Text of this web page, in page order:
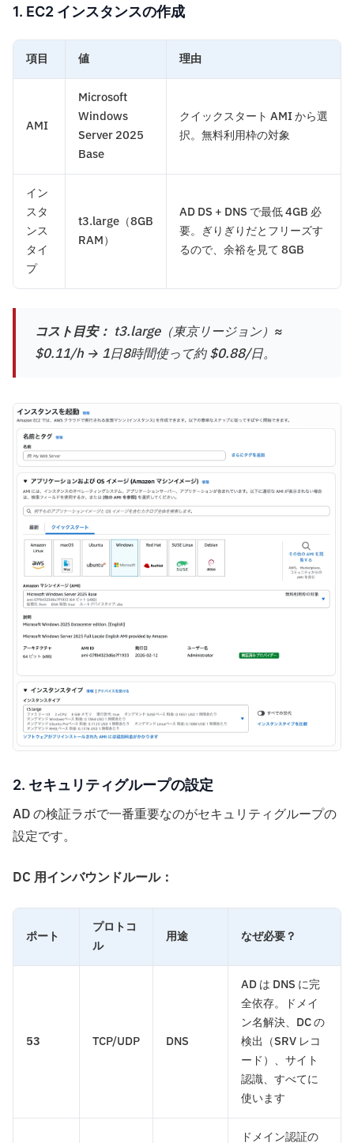
1. EC2 インスタンスの作成
項目 値 理由
AMI
Microsoft
Windows
Server 2025
Base
クイックスタート AMI から選
択。無料利用枠の対象
イン
スタ
ンス
タイ
プ
t3.large（8GB
RAM）
AD DS + DNS で最低 4GB 必
要。ぎりぎりだとフリーズす
るので、余裕を見て 8GB
コスト目安： t3.large（東京リージョン）≈
$0.11/h → 1日8時間使って約 $0.88/日。
2. セキュリティグループの設定
AD の検証ラボで一番重要なのがセキュリティグループの
設定です。
DC 用インバウンドルール：
ポート
プロトコ
ル
用途 なぜ必要？
53 TCP/UDP DNS
AD は DNS に完
全依存。ドメイ
ン名解決、DC の
検出（SRV レコ
ード）、サイト
認識、すべてに
使います
ドメイン認証の